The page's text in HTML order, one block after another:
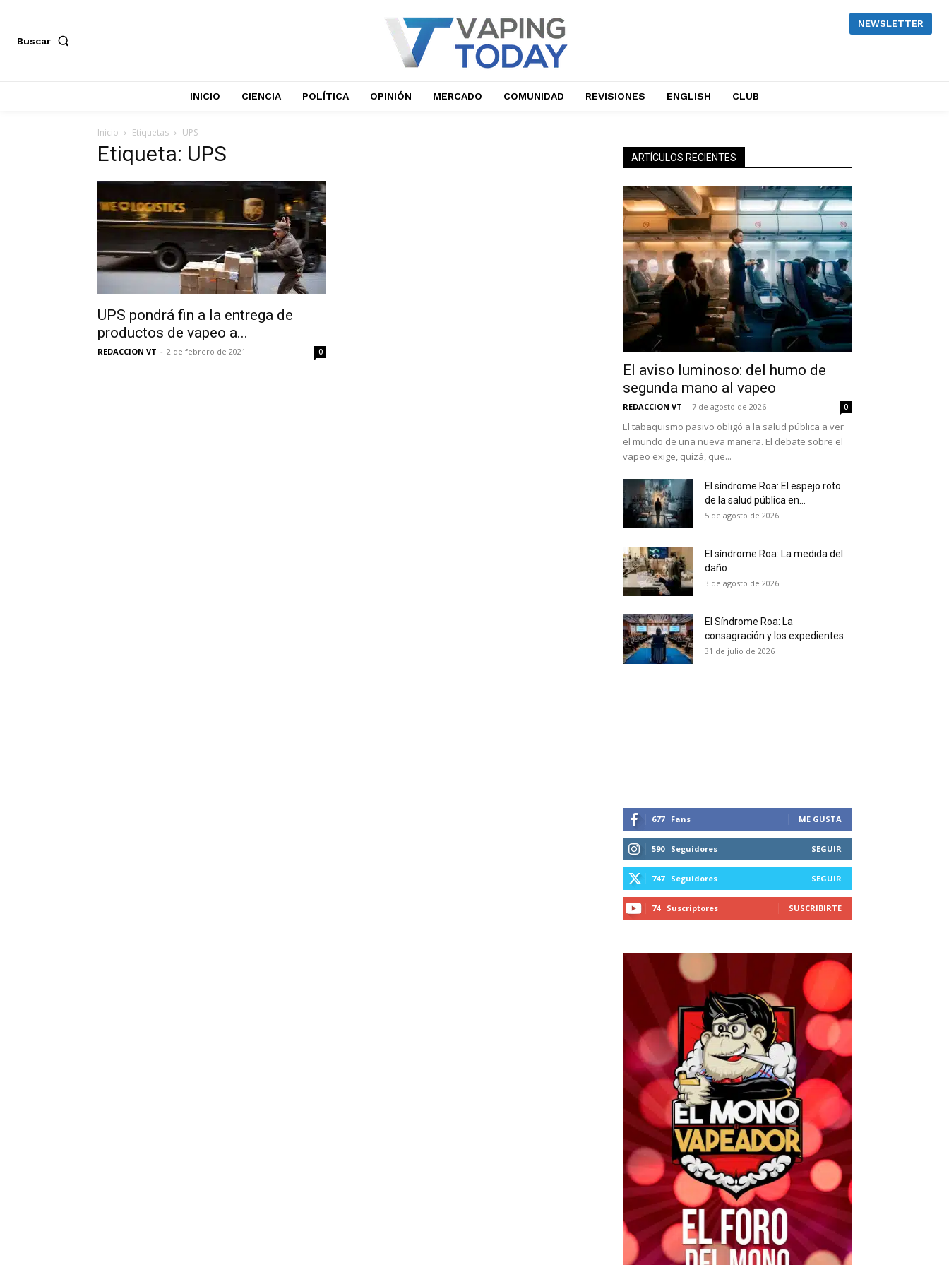
No te pierdas de las últimas
Suscríbete a nuestro boletín diario y recibe todas las
noticias del vapeo y la reducción de daños en tu correo
Subscribe to our daily clipping and receive all the news
of vaping and tobacco harm reduction in your email.
Buscar
NEWSLETTER
INICIO CIENCIA POLÍTICA OPINIÓN MERCADO COMUNIDAD REVISIONES ENGLISH CLUB
Inicio Etiquetas UPS
Etiqueta: UPS
UPS pondrá fin a la entrega de
productos de vapeo a...
REDACCION VT - 2 de febrero de 2021 0
ARTÍCULOS RECIENTES
El aviso luminoso: del humo de
segunda mano al vapeo
REDACCION VT - 7 de agosto de 2026 0
El tabaquismo pasivo obligó a la salud pública a ver
el mundo de una nueva manera. El debate sobre el
vapeo exige, quizá, que...
El síndrome Roa: El espejo roto
de la salud pública en...
5 de agosto de 2026
El síndrome Roa: La medida del
daño
3 de agosto de 2026
El Síndrome Roa: La
consagración y los expedientes
31 de julio de 2026
677 Fans ME GUSTA
590 Seguidores SEGUIR
747 Seguidores SEGUIR
74 Suscriptores SUSCRIBIRTE